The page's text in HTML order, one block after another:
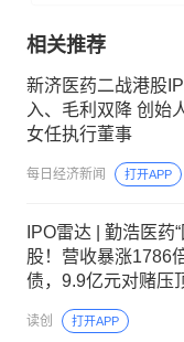
相关推荐
新济医药二战港股
入、毛利双降 创始
女任执行董事
每日经济新闻 打开APP
IPO雷达 | 勤浩医药
股！营收暴涨1786
债，9.9亿元对赌压
读创 打开APP